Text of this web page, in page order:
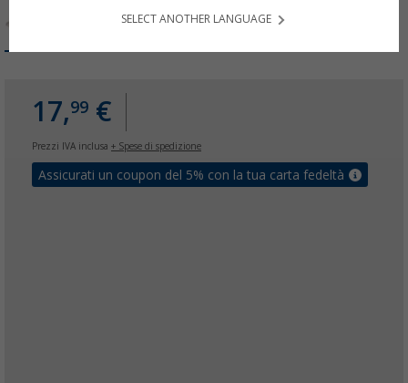
17,99 €
Prezzi IVA inclusa + Spese di spedizione
Assicurati un coupon del 5% con la tua carta fedeltà
SELECT ANOTHER LANGUAGE